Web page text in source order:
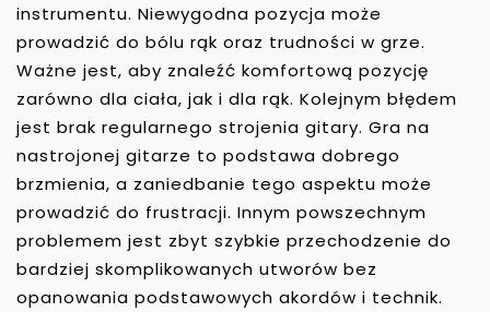
instrumentu. Niewygodna pozycja może
prowadzić do bólu rąk oraz trudności w grze.
Ważne jest, aby znaleźć komfortową pozycję
zarówno dla ciała, jak i dla rąk. Kolejnym błędem
jest brak regularnego strojenia gitary. Gra na
nastrojonej gitarze to podstawa dobrego
brzmienia, a zaniedbanie tego aspektu może
prowadzić do frustracji. Innym powszechnym
problemem jest zbyt szybkie przechodzenie do
bardziej skomplikowanych utworów bez
opanowania podstawowych akordów i technik.